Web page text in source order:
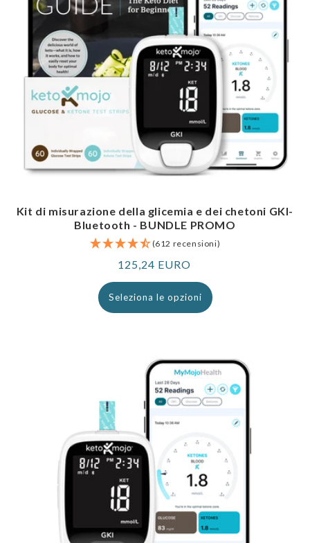
Kit di misurazione della glicemia e dei chetoni GKI-
Bluetooth - BUNDLE PROMO
(612 recensioni)
Prezzo
normale
125,24 EURO
Seleziona le opzioni